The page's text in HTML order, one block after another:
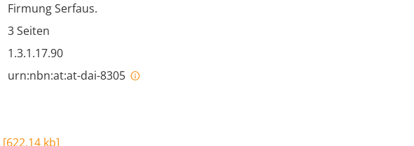
Firmung Serfaus.
3 Seiten
1.3.1.17.90
urn:nbn:at:at-dai-8305
[622,14 kb]